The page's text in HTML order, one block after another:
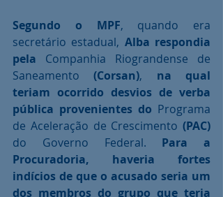
Segundo o MPF, quando era
secretário estadual, Alba respondia
pela Companhia Riograndense de
Saneamento (Corsan), na qual
teriam ocorrido desvios de verba
pública provenientes do Programa
de Aceleração de Crescimento (PAC)
do Governo Federal. Para a
Procuradoria, haveria fortes
indícios de que o acusado seria um
dos membros do grupo que teria